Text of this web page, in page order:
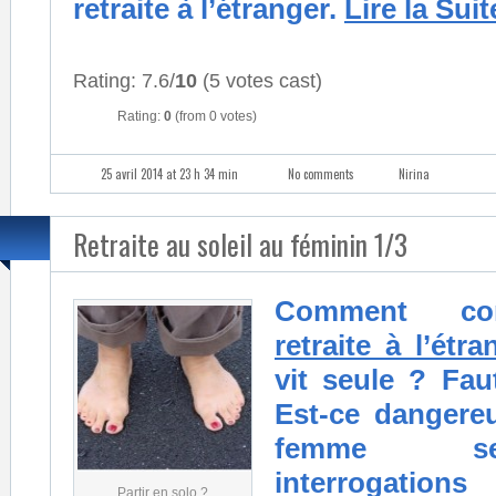
retraite à l’étranger. Lire la
Rating: 7.6/10 (5 votes cast)
Rating: 0 (from 0 votes)
25 avril 2014 at 23 h 34 min No comments Nirina
Retraite au soleil au féminin 1/3
Partir en solo ?
Comment
retraite à
vit seule ?
Est-ce
femme